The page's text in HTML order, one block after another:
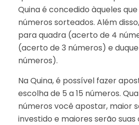
Quina é concedido àqueles
números sorteados. Além
para quadra (acerto de 4
(acerto de 3 números) e
números).
Na Quina, é possível fazer
escolha de 5 a 15 números.
números você apostar, maior
investido e maiores serão suas